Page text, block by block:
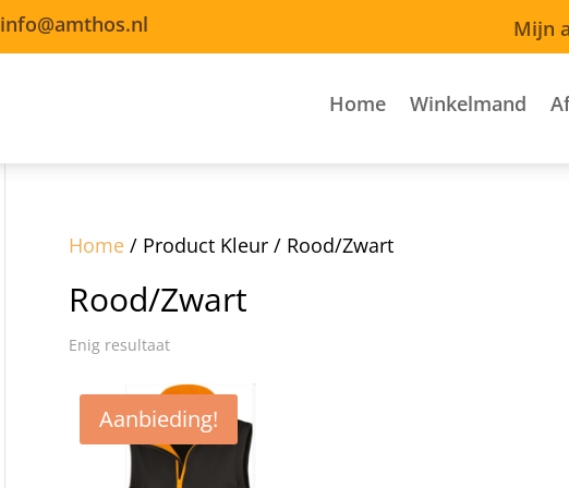
info@amthos.nl Mijn
Home Winkelmand
Home/ Product Kleur / Rood/Zwart
Rood/Zwart
Enig resultaat
Aanbieding!